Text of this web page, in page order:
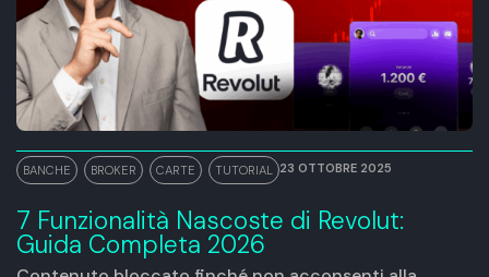
BANCHE BROKER CARTE TUTORIAL 23 OTTOBRE 2025
7 Funzionalità Nascoste di Revolut:
Guida Completa 2026